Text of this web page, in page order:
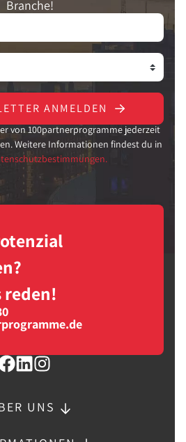
Branche!
ANMELDEN
von 100partnerprogramme jederzeit
Weitere Informationen findest du in
reden!
UNS